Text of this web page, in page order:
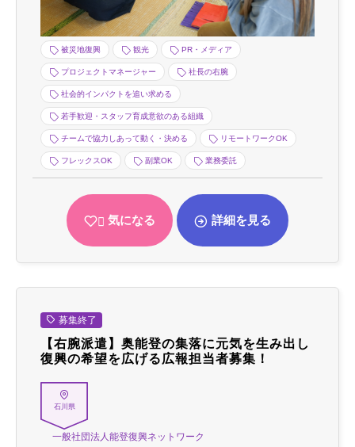
被災地復興 観光 PR・メディア
プロジェクトマネージャー 社長の右腕
社会的インパクトを追い求める
若手歓迎・スタッフ育成意欲のある組織
チームで協力しあって動く・決める リモートワークOK
フレックスOK 副業OK 業務委託
気になる 詳細を見る
募集終了
【右腕派遣】奥能登の集落に元気を生み出し
復興の希望を広げる広報担当者募集！
石川県
一般社団法人能登復興ネットワーク